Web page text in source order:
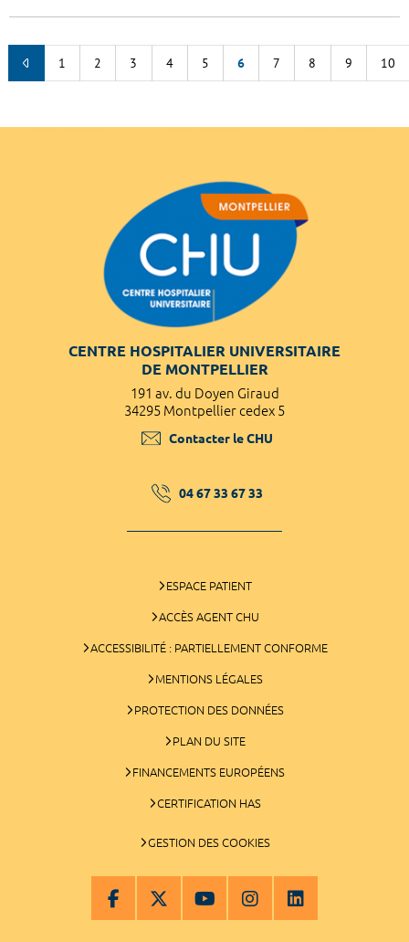
1 2 3 4 5 6 7 8 9 10
CENTRE HOSPITALIER UNIVERSITAIRE
DE MONTPELLIER
191 av. du Doyen Giraud
34295 Montpellier cedex 5
Contacter le CHU
04 67 33 67 33
ESPACE PATIENT
ACCÈS AGENT CHU
ACCESSIBILITÉ : PARTIELLEMENT CONFORME
MENTIONS LÉGALES
PROTECTION DES DONNÉES
PLAN DU SITE
FINANCEMENTS EUROPÉENS
CERTIFICATION HAS
GESTION DES COOKIES